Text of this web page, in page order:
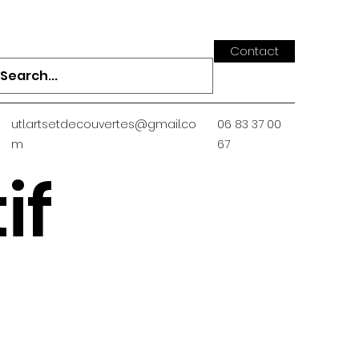
Contact
utl.artsetdecouvertes@gmail.co
m
06 83 37 00
67